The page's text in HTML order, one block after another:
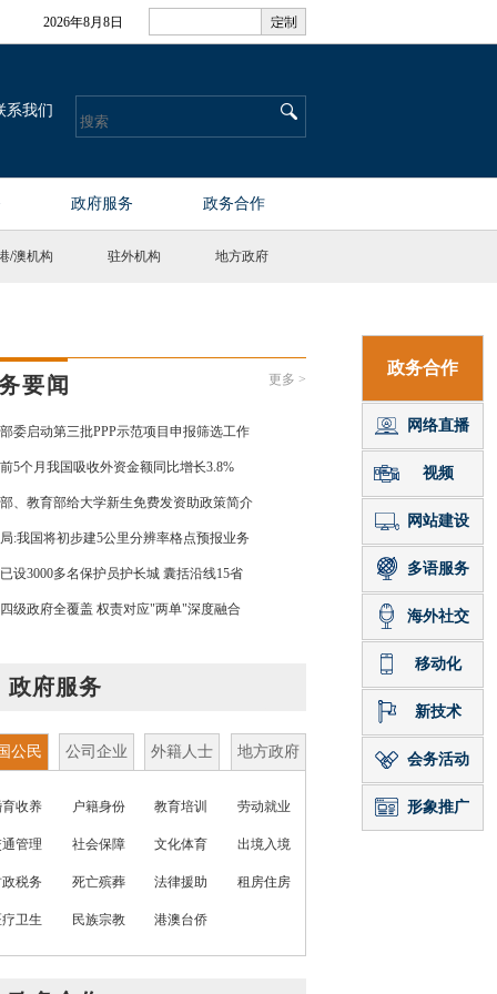
/澳机构 驻外机构 地方政府
要闻 更多 >
委启动第三批PPP示范项目申报筛选工作
5个月我国吸收外资金额同比增长3.8%
、教育部给大学新生免费发资助政策简介
:我国将初步建5公里分辨率格点预报业务
设3000多名保护员护长城 囊括沿线15省
级政府全覆盖 权责对应"两单"深度融合
政府服务
公民 公司企业 外籍人士 地方政府
育收养 户籍身份 教育培训 劳动就业
管理 社会保障 文化体育 出境入境
税务 死亡殡葬 法律援助 租房住房
卫生 民族宗教 港澳台侨